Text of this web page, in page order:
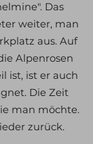
Das
weiter, man
aus. Auf
Alpenrosen
ist, ist er auch
Die Zeit
man möchte.
zurück.